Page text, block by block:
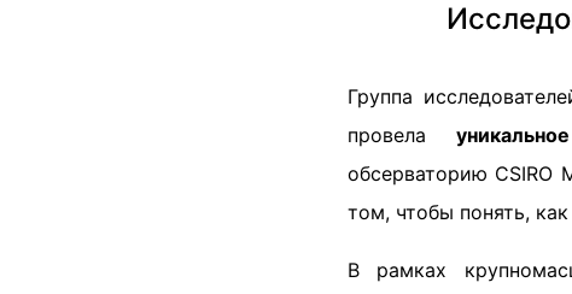
Группа
провела
обсерваторию CSIRO
том, чтобы понять, как
В рамках